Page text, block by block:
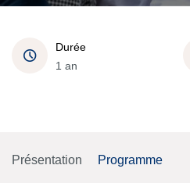
Durée
1 an
Présentation Programme